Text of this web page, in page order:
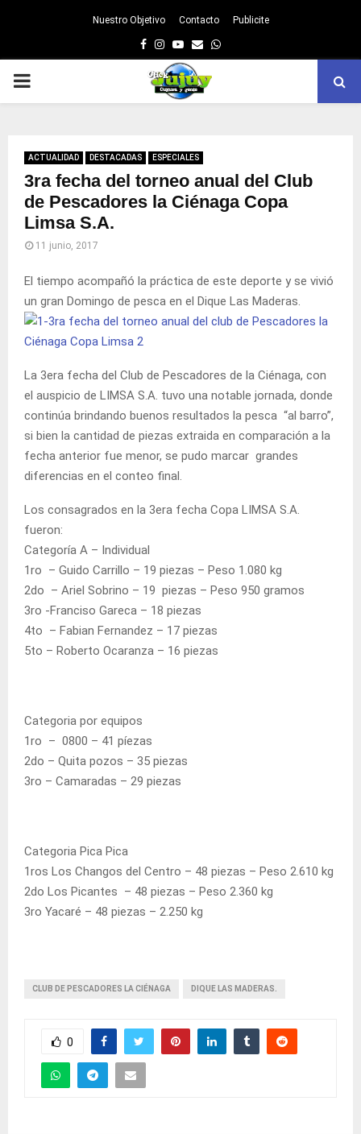
Nuestro Objetivo Contacto Publicite
Facebook
Instagram
Youtube
EmailWhatsapp
PRIMARY
ACTUALIDAD DESTACADAS ESPECIALES
3ra fecha del torneo anual del Club
de Pescadores la Ciénaga Copa
Limsa S.A.
11 junio, 2017
El tiempo acompañó la práctica de este deporte y se vivió
un gran Domingo de pesca en el Dique Las Maderas.
La 3era fecha del Club de Pescadores de la Ciénaga, con
el auspicio de LIMSA S.A. tuvo una notable jornada, donde
continúa brindando buenos resultados la pesca “al barro”,
si bien la cantidad de piezas extraida en comparación a la
fecha anterior fue menor, se pudo marcar grandes
diferencias en el conteo final.
Los consagrados en la 3era fecha Copa LIMSA S.A.
fueron:
Categoría A – Individual
1ro – Guido Carrillo – 19 piezas – Peso 1.080 kg
2do – Ariel Sobrino – 19 piezas – Peso 950 gramos
3ro -Franciso Gareca – 18 piezas
4to – Fabian Fernandez – 17 piezas
5to – Roberto Ocaranza – 16 piezas
Categoria por equipos
1ro – 0800 – 41 píezas
2do – Quita pozos – 35 piezas
3ro – Camaradas – 29 piezas
Categoria Pica Pica
1ros Los Changos del Centro – 48 piezas – Peso 2.610 kg
2do Los Picantes – 48 piezas – Peso 2.360 kg
3ro Yacaré – 48 piezas – 2.250 kg
CLUB DE PESCADORES LA CIÉNAGA DIQUE LAS MADERAS.
0